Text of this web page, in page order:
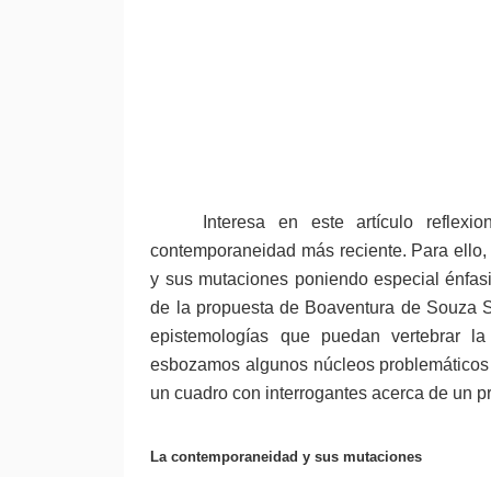
Interesa en este artículo
contemporaneidad más reciente. Para
y sus mutaciones poniendo especial
de la propuesta de Boaventura de Souza
epistemologías que puedan vertebrar
esbozamos algunos núcleos
un cuadro con interrogantes acerca de un
La contemporaneidad y sus mutaciones